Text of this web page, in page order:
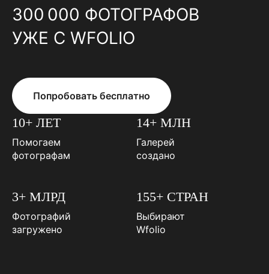
300 000 ФОТОГРАФОВ
УЖЕ С WFOLIO
Попробовать бесплатно
10+ ЛЕТ
Помогаем
фотографам
14+ МЛН
Галерей
создано
3+ МЛРД
Фотографий
загружено
155+ СТРАН
Выбирают
Wfolio